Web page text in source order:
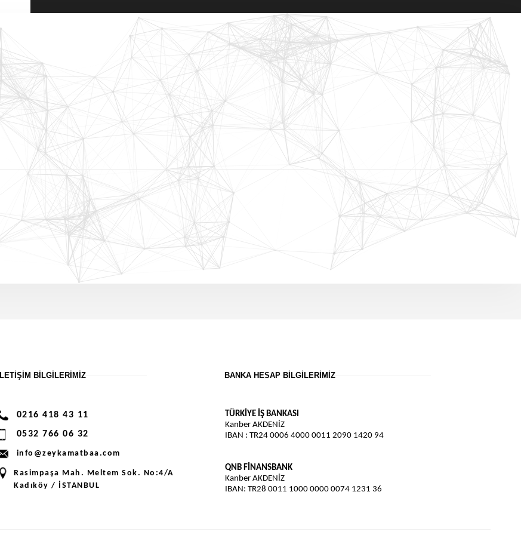
İLETIŞIM BILGILERIMIZ
0216 418 43 11
0532 766 06 32
info@zeykamatbaa.com
Rasimpaşa Mah. Meltem Sok. No:4/A
Kadıköy / İSTANBUL
BANKA HESAP BILGILERIMIZ
TÜRKİYE İŞ BANKASI
Kanber AKDENİZ
IBAN : TR24 0006 4000 0011 2090 1420 94
QNB FİNANSBANK
Kanber AKDENİZ
IBAN: TR28 0011 1000 0000 0074 1231 36